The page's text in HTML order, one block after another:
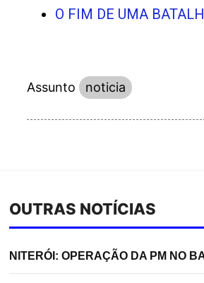
O FIM DE UMA
Assunto noticia
OUTRAS NOTÍCIAS
NITERÓI: OPERAÇÃO DA PM NO